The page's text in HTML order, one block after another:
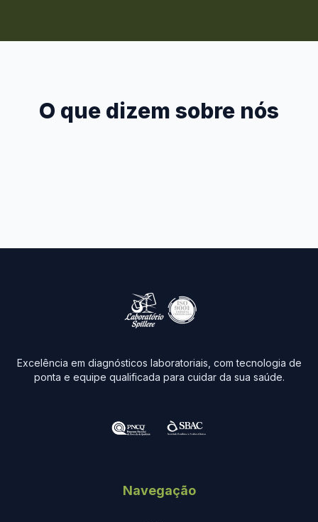
O que dizem sobre nós
Excelência em diagnósticos laboratoriais, com tecnologia de
ponta e equipe qualificada para cuidar da sua saúde.
Navegação